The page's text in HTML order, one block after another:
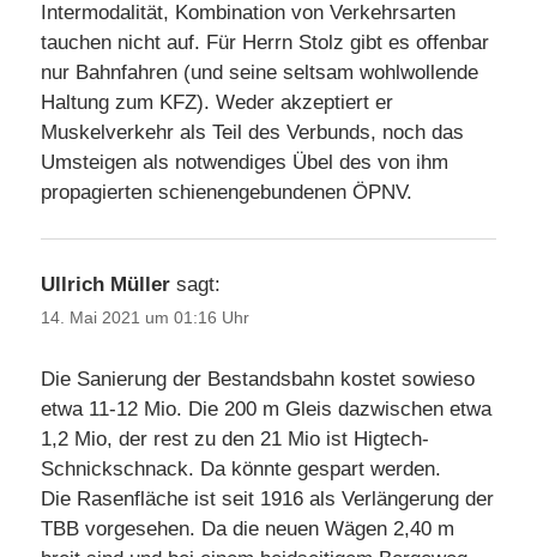
Intermodalität, Kombination von Verkehrsarten
tauchen nicht auf. Für Herrn Stolz gibt es offenbar
nur Bahnfahren (und seine seltsam wohlwollende
Haltung zum KFZ). Weder akzeptiert er
Muskelverkehr als Teil des Verbunds, noch das
Umsteigen als notwendiges Übel des von ihm
propagierten schienengebundenen ÖPNV.
Ullrich Müller sagt:
14. Mai 2021 um 01:16 Uhr
Die Sanierung der Bestandsbahn kostet sowieso
etwa 11-12 Mio. Die 200 m Gleis dazwischen etwa
1,2 Mio, der rest zu den 21 Mio ist Higtech-
Schnickschnack. Da könnte gespart werden.
Die Rasenfläche ist seit 1916 als Verlängerung der
TBB vorgesehen. Da die neuen Wägen 2,40 m